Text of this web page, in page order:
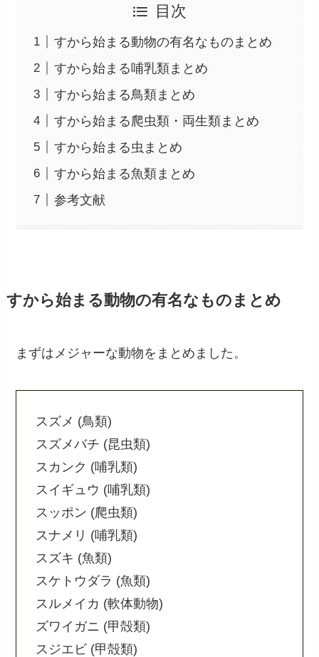
目次
すから始まる動物の有名なものまとめ
すから始まる哺乳類まとめ
すから始まる鳥類まとめ
すから始まる爬虫類・両生類まとめ
すから始まる虫まとめ
すから始まる魚類まとめ
参考文献
すから始まる動物の有名なものまとめ
まずはメジャーな動物をまとめました。
スズメ (鳥類)
スズメバチ (昆虫類)
スカンク (哺乳類)
スイギュウ (哺乳類)
スッポン (爬虫類)
スナメリ (哺乳類)
スズキ (魚類)
スケトウダラ (魚類)
スルメイカ (軟体動物)
ズワイガニ (甲殻類)
スジエビ (甲殻類)